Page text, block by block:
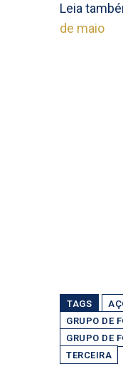
Leia
de maio
TAGS
GRUPO DE
GRUPO DE
TERCEIRA